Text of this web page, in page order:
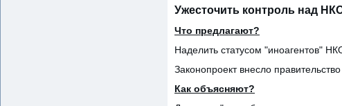
Ужесточить контроль над
Что предлагают?
Наделить статусом "иноагентов"
Законопроект внесло
Как объясняют?